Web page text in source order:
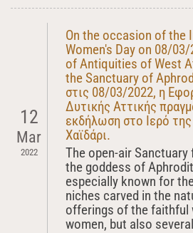
12
Mar
2022
On the occasion of the
Women's Day on 08/
of Antiquities of West
the Sanctuary of
στις 08/03/2022, η
Δυτικής Αττικής
εκδήλωση στο Ιερό
Χαϊδάρι.
The open-air
the goddess of
especially known for
niches carved in the
offerings of the faithful
women, but also